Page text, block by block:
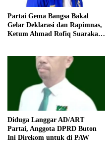
Partai Gema Bangsa Bakal
Gelar Deklarasi dan Rapimnas,
Ketum Ahmad Rofiq Suarakan
Diduga Langgar AD/ART
Partai, Anggota DPRD Buton
Ini Direkom untuk di PAW